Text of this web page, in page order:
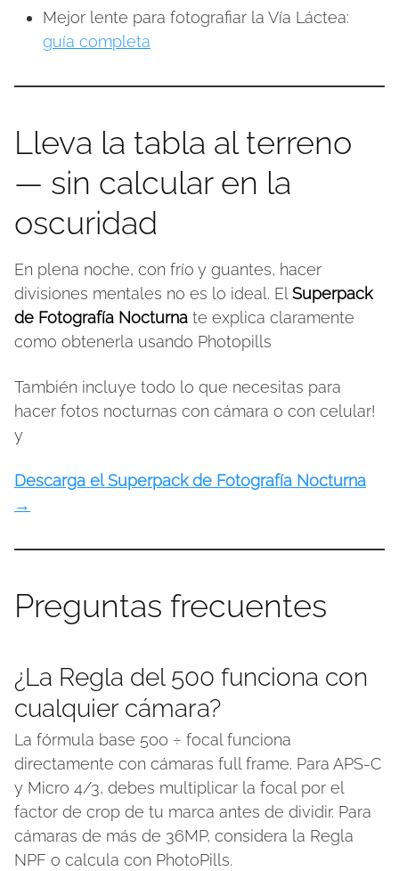
Mejor lente para fotografiar la Vía Láctea:
guía completa
Lleva la tabla al terreno
— sin calcular en la
oscuridad
En plena noche, con frío y guantes, hacer
divisiones mentales no es lo ideal. El Superpack
de Fotografía Nocturna te explica claramente
como obtenerla usando Photopills
También incluye todo lo que necesitas para
hacer fotos nocturnas con cámara o con celular!
y
Descarga el Superpack de Fotografía Nocturna
→
Preguntas frecuentes
¿La Regla del 500 funciona con
cualquier cámara?
La fórmula base 500 ÷ focal funciona
directamente con cámaras full frame. Para APS-C
y Micro 4/3, debes multiplicar la focal por el
factor de crop de tu marca antes de dividir. Para
cámaras de más de 36MP, considera la Regla
NPF o calcula con PhotoPills.